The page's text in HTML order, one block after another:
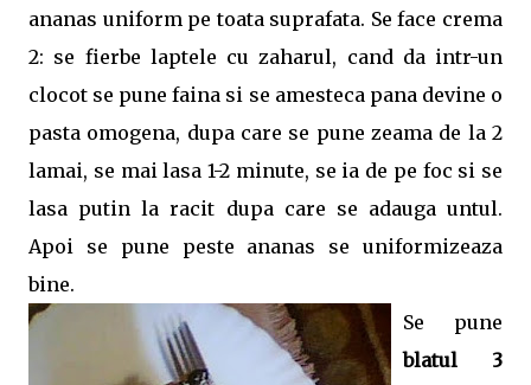
ananas uniform pe toata suprafata. Se face crema
2: se fierbe laptele cu zaharul, cand da intr-un
clocot se pune faina si se amesteca pana devine o
pasta omogena, dupa care se pune zeama de la 2
lamai, se mai lasa 1-2 minute, se ia de pe foc si se
lasa putin la racit dupa care se adauga untul.
Apoi se pune peste ananas se uniformizeaza
bine.
Se pune
blatul 3